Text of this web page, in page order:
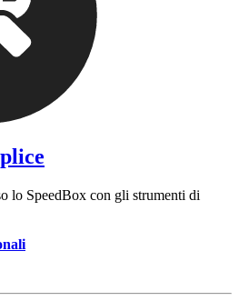
lo SpeedBox con gli strumenti di